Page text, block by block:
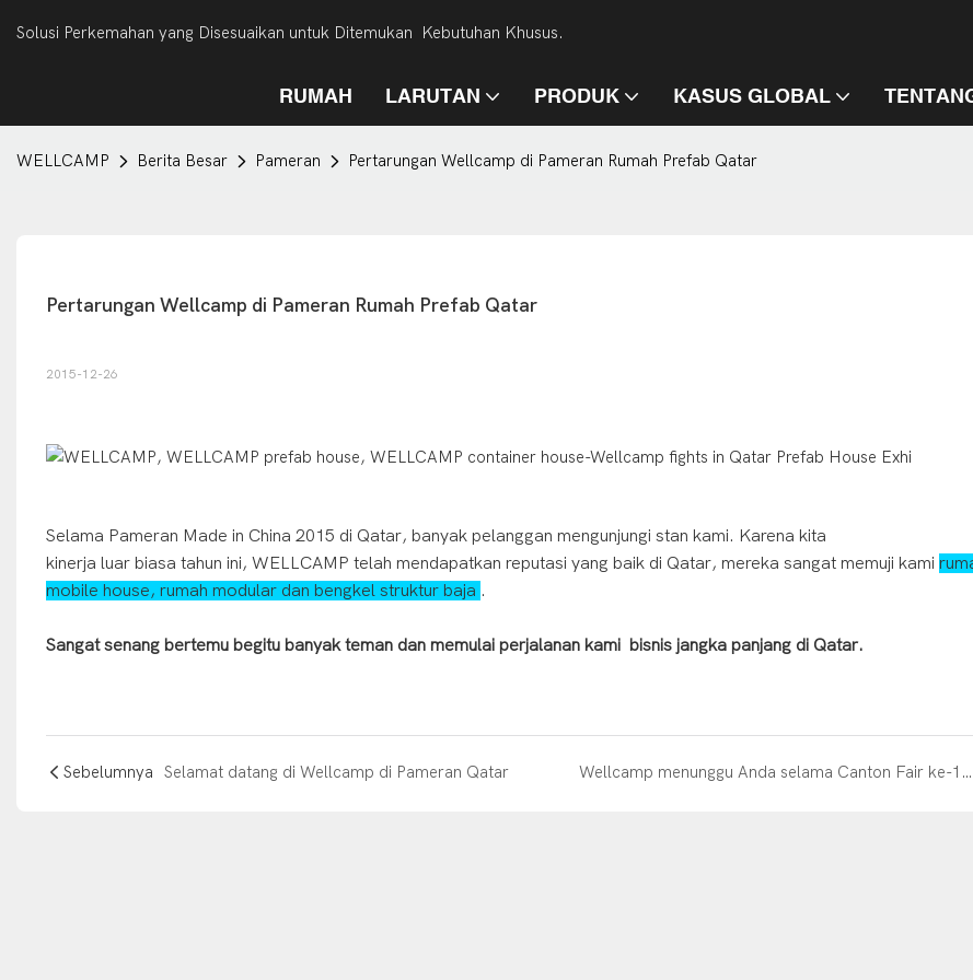
Solusi Perkemahan yang Disesuaikan untuk Ditemukan Kebutuhan Khusus.
RUMAH LARUTAN PRODUK KASUS GLOBAL
WELLCAMP Berita Besar Pameran Pertarungan Wellcamp di Pameran Rumah Prefab Qatar
Pertarungan Wellcamp di Pameran Rumah Prefab Qatar
2015-12-26
Selama Pameran Made in China 2015 di Qatar, banyak pelanggan mengunjungi stan kami. Karena kita
kinerja luar biasa tahun ini, WELLCAMP telah mendapatkan reputasi yang baik di Qatar, mereka sangat memuji kami
mobile house, rumah modular dan bengkel struktur baja .
Sangat senang bertemu begitu banyak teman dan memulai perjalanan kami bisnis jangka panjang di Qatar.
Sebelumnya Selamat datang di Wellcamp di Pameran Qatar Wellcamp menunggu Anda selama Canton Fair ke-119